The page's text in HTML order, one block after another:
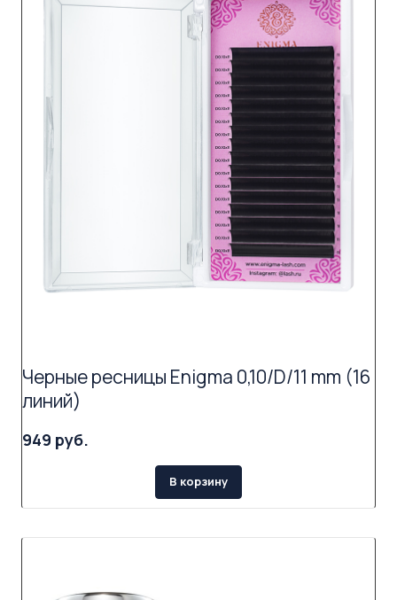
Черные ресницы Enigma 0,10/D/11 mm (16
линий)
949 руб.
В корзину